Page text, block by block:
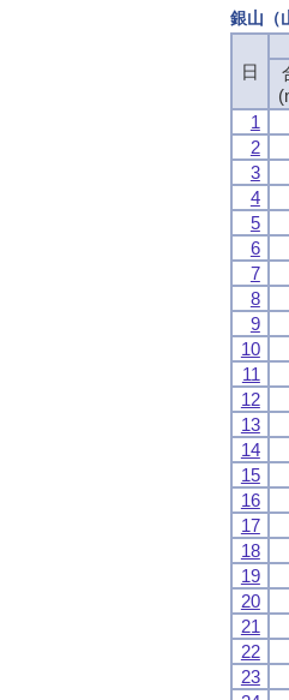
銀山（
日
1
2
3
4
5
6
7
8
9
10
11
12
13
14
15
16
17
18
19
20
21
22
23